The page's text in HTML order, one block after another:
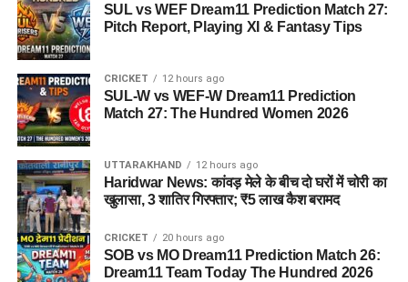
SUL vs WEF Dream11 Prediction Match 27:
Pitch Report, Playing XI & Fantasy Tips
CRICKET 12 hours ago
SUL-W vs WEF-W Dream11 Prediction
Match 27: The Hundred Women 2026
UTTARAKHAND 12 hours ago
Haridwar News: कांवड़ मेले के बीच दो घरों में चोरी का
खुलासा, 3 शातिर गिरफ्तार; ₹5 लाख कैश बरामद
CRICKET 20 hours ago
SOB vs MO Dream11 Prediction Match 26:
Dream11 Team Today The Hundred 2026